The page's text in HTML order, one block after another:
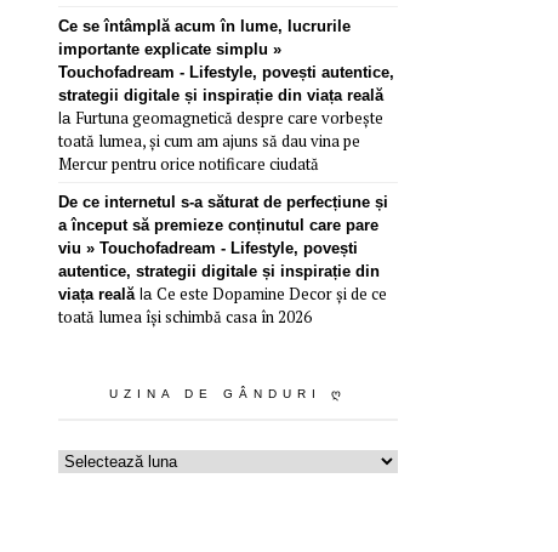
Ce se întâmplă acum în lume, lucrurile
importante explicate simplu »
Touchofadream - Lifestyle, povești autentice,
strategii digitale și inspirație din viața reală
la Furtuna geomagnetică despre care vorbește
toată lumea, și cum am ajuns să dau vina pe
Mercur pentru orice notificare ciudată
De ce internetul s-a săturat de perfecțiune și
a început să premieze conținutul care pare
viu » Touchofadream - Lifestyle, povești
autentice, strategii digitale și inspirație din
viața reală la Ce este Dopamine Decor și de ce
toată lumea își schimbă casa în 2026
UZINA DE GÂNDURI Ღ
Uzina